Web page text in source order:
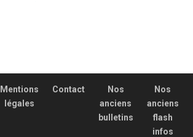
Mentions
légales
Contact
Nos
anciens
bulletins
Nos
anciens
flash
infos